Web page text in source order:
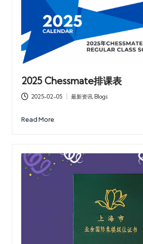
2025 Chessmate排课表
2025-02-05
Posted
最新资讯 Blogs
Read More